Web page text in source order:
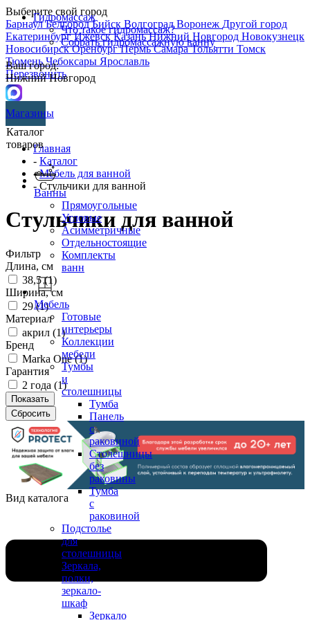
Выберите свой город
БарнаулБелгородБийск ВолгоградВоронеж Другой город
ЕкатеринбургИжевскКазаньНижний Новгород Новокузнецк
НовосибирскОренбургПермьСамараТольятти Томск
ТюменьЧебоксары Ярославль
Перезвонить
Гидромассаж
Что такое гидромассаж?
Собрать гидромассажную ванну
Ваш город:
Нижний Новгород
Магазины
Каталог
товаров
Ванны
Прямоугольные
Угловые
Асимметричные
Отдельностоящие
Комплекты
ванн
Мебель
Готовые
интерьеры
Коллекции
мебели
Тумбы
и
столешницы
Тумба
Панель
с
раковиной
Столешницы
без
раковины
Тумба
с
раковиной
Подстолье
для
столешницы
Зеркала,
полки,
зеркало-
шкаф
Зеркало
Главная
- Каталог
-Мебель для ванной
- Стульчики для ванной
Стульчики для ванной
Фильтр
Длина, см
38,5 (1)
Ширина, см
29 (1)
Материал
акрил (1)
Бренд
Marka One (1)
Гарантия
2 года (1)
Вид каталога